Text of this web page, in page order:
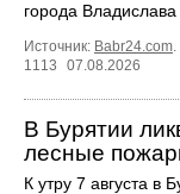
города
Источник: Babr24.com
1113
07.08.2026
В Бурятии
лесные
К утру 7 августа в